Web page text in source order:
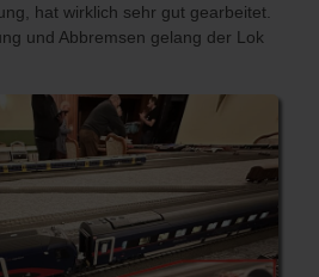
hat wirklich sehr gut gearbeitet.
und Abbremsen gelang der Lok